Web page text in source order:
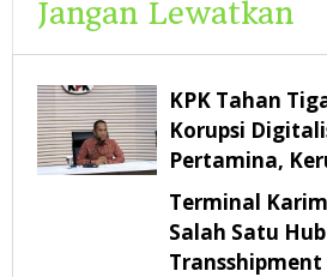
Jangan Lewatkan
KPK Tahan
Korupsi
Pertamina,
Rp322,18 Miliar
Terminal
Salah Satu